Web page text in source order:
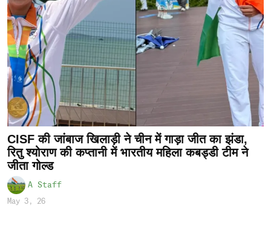
CISF की जांबाज खिलाड़ी ने चीन में गाड़ा जीत का झंडा,
रितु श्योराण की कप्तानी में भारतीय महिला कबड्डी टीम ने
जीता गोल्ड
A Staff
May 3, 26